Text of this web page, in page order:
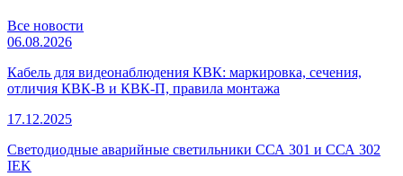
Все новости
06.08.2026
Кабель для видеонаблюдения КВК: маркировка, сечения,
отличия КВК-В и КВК-П, правила монтажа
17.12.2025
Светодиодные аварийные светильники ССА 301 и ССА 302
IEK